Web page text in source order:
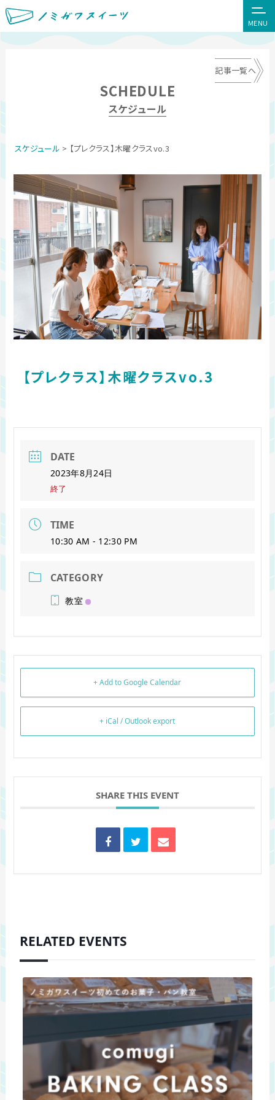
MENU
SCHEDULE
スケジュール
記事一覧へ
スケジュール > 【プレクラス】木曜クラスvo.3
【プレクラス】木曜クラスvo.3
DATE
2023年8月24日
終了
TIME
10:30 AM - 12:30 PM
CATEGORY
教室
+ Add to Google Calendar
+ iCal / Outlook export
SHARE THIS EVENT
RELATED EVENTS